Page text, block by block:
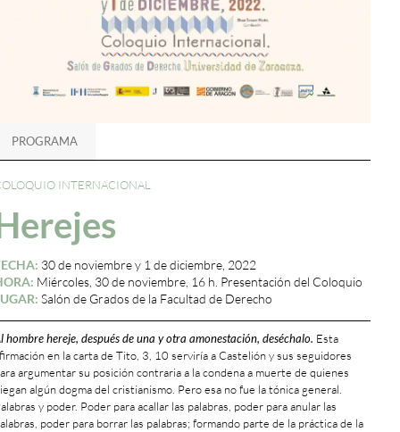
PROGRAMA
INTERNACIONAL
30 de noviembre y 1 de diciembre, 2022
Miércoles, 30 de noviembre, 16 h. Presentación del Coloquio
Salón de Grados de la Facultad de Derecho
hombre hereje, después de una y otra amonestación, deséchalo. Esta
en la carta de Tito, 3, 10 serviría a Castelión y sus seguidores
argumentar su posición contraria a la condena a muerte de quienes
algún dogma del cristianismo. Pero esa no fue la tónica general.
y poder. Poder para acallar las palabras, poder para anular las
poder para borrar las palabras; formando parte de la práctica de la